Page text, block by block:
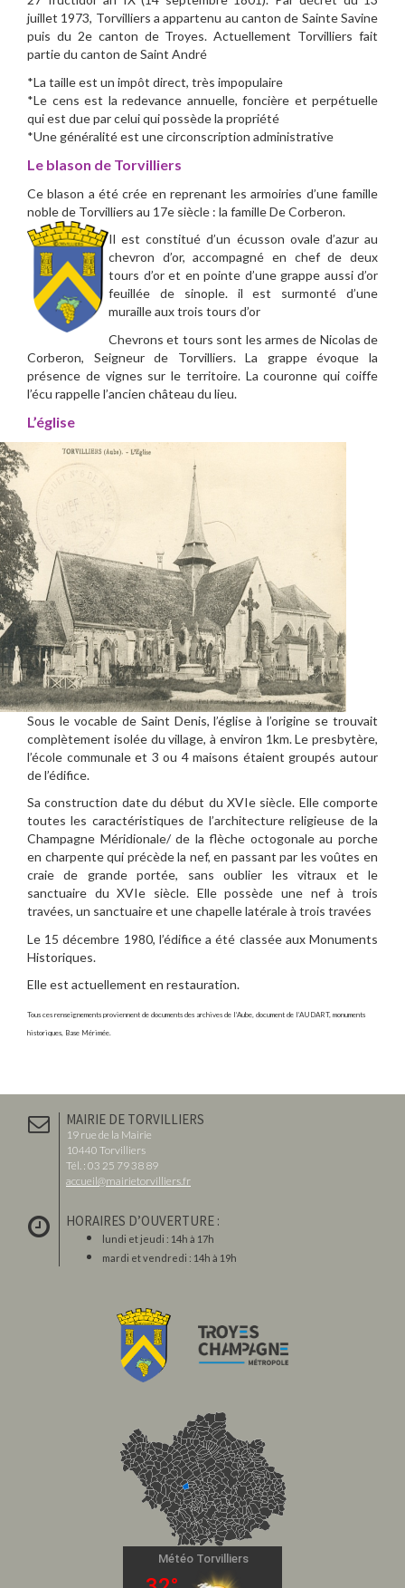
juillet 1973, Torvilliers a appartenu au canton de Sainte Savine
puis du 2e canton de Troyes. Actuellement Torvilliers fait
partie du canton de Saint André
*La taille est un impôt direct, très impopulaire
*Le cens est la redevance annuelle, foncière et perpétuelle
qui est due par celui qui possède la propriété
*Une généralité est une circonscription administrative
Le blason de Torvilliers
Ce blason a été crée en reprenant les armoiries d’une famille
noble de Torvilliers au 17e siècle : la famille De Corberon.
Il est constitué d’un écusson ovale d’azur au
chevron d’or, accompagné en chef de deux
tours d’or et en pointe d’une grappe aussi d’or
feuillée de sinople. il est surmonté d’une
muraille aux trois tours d’or
Chevrons et tours sont les armes de Nicolas de
Corberon, Seigneur de Torvilliers. La grappe évoque la
présence de vignes sur le territoire. La couronne qui coiffe
l’écu rappelle l’ancien château du lieu.
L’église
Sous le vocable de Saint Denis, l’église à l’origine se trouvait
complètement isolée du village, à environ 1km. Le presbytère,
l’école communale et 3 ou 4 maisons étaient groupés autour
de l’édifice.
Sa construction date du début du XVIe siècle. Elle comporte
toutes les caractéristiques de l’architecture religieuse de la
Champagne Méridionale/ de la flèche octogonale au porche
en charpente qui précède la nef, en passant par les voûtes en
craie de grande portée, sans oublier les vitraux et le
sanctuaire du XVIe siècle. Elle possède une nef à trois
travées, un sanctuaire et une chapelle latérale à trois travées
Le 15 décembre 1980, l’édifice a été classée aux Monuments
Historiques.
Elle est actuellement en restauration.
Tous ces renseignements proviennent de documents des archives de l’Aube, document de l’AUDART, monuments
historiques, Base Mérimée.
MAIRIE DE TORVILLIERS
19 rue de la Mairie
10440 Torvilliers
Tél. : 03 25 79 38 89
accueil@mairietorvilliers.fr
HORAIRES D’OUVERTURE :
lundi et jeudi : 14h à 17h
mardi et vendredi : 14h à 19h